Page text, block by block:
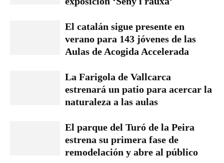
El catalán sigue presente en
verano para 143 jóvenes de las
Aulas de Acogida Accelerada
La Farigola de Vallcarca
estrenará un patio para acercar la
naturaleza a las aulas
El parque del Turó de la Peira
estrena su primera fase de
remodelación y abre al público